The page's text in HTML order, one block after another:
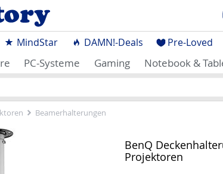
MindStar DAMN!-Deals Pre-Loved
PC-Systeme Gaming Notebook &
Beamerhalterungen
BenQ
Projektoren